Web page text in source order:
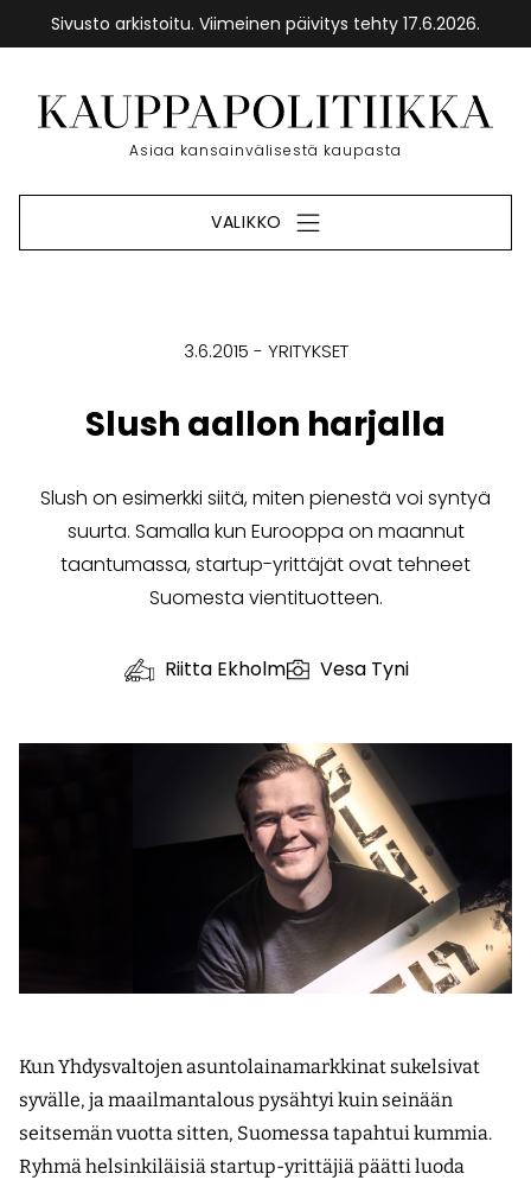
Sivusto arkistoitu. Viimeinen päivitys tehty 17.6.2026.
sisältöön
Etusivu
Asiaa kansainvälisestä kaupasta
VALIKKO
3.6.2015 YRITYKSET
Slush aallon harjalla
Slush on esimerkki siitä, miten pienestä voi syntyä
suurta. Samalla kun Eurooppa on maannut
taantumassa, startup-yrittäjät ovat tehneet
Suomesta vientituotteen.
Riitta Ekholm Vesa Tyni
Kun Yhdysvaltojen asuntolainamarkkinat sukelsivat
syvälle, ja maailmantalous pysähtyi kuin seinään
seitsemän vuotta sitten, Suomessa tapahtui kummia.
Ryhmä helsinkiläisiä startup-yrittäjiä päätti luoda